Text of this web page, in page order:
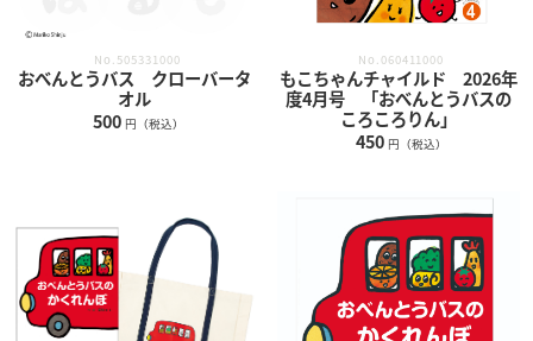
No.505331000
おべんとうバス クローバータ
オル
500 円（税込）
No.060411000
もこちゃんチャイルド 2026年
度4月号 「おべんとうバスの
ころころりん」
450 円（税込）